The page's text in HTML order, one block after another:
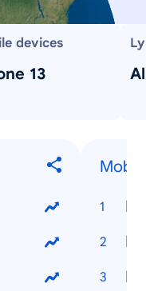
devices
13